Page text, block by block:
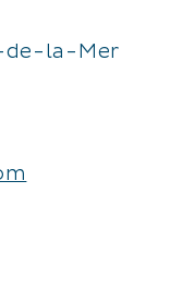
de-la-Mer